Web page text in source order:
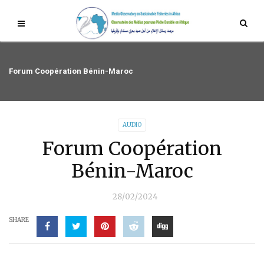
Forum Coopération Bénin-Maroc
AUDIO
Forum Coopération
Bénin-Maroc
28/02/2024
SHARE